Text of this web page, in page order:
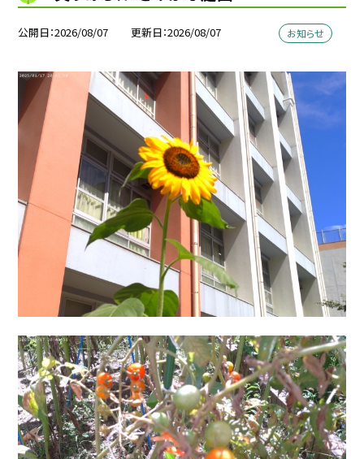
公開日 2026/08/07 更新日 2026/08/07 お知らせ